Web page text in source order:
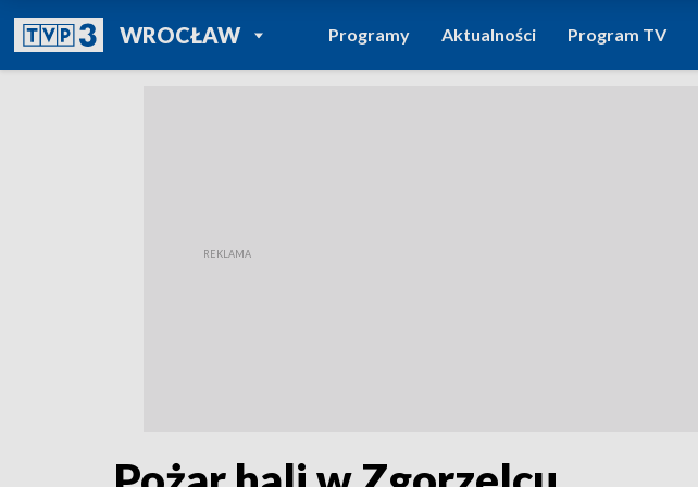
WROCŁAWPOWRÓT DO
TVP REGIONY
Programy Aktualności Program TV